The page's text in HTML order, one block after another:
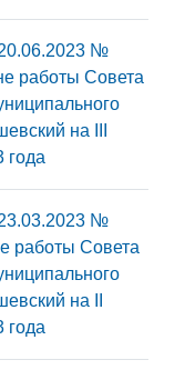
№
работы Совета
на III
года
№
работы Совета
на II
года